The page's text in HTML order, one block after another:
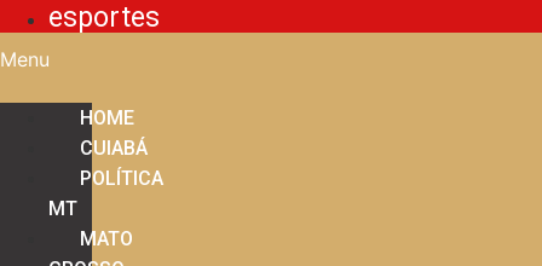
esportes
Menu
HOME
CUIABÁ
POLÍTICA
MT
MATO